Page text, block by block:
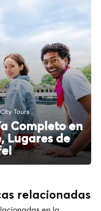
Tours
Completo en
Lugares de
relacionadas